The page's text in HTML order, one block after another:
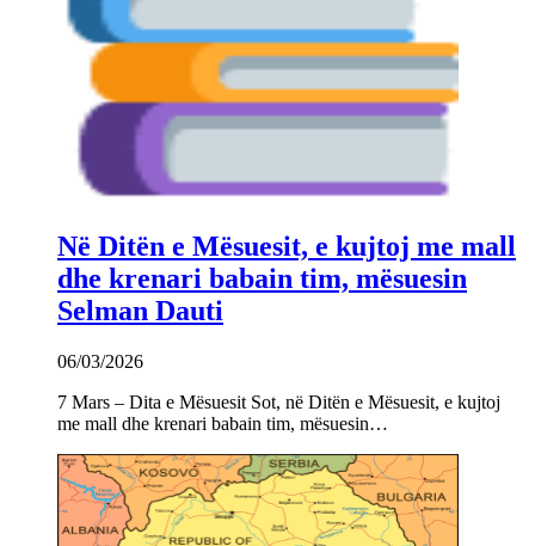
Në Ditën e Mësuesit, e kujtoj me mall
dhe krenari babain tim, mësuesin
Selman Dauti
06/03/2026
7 Mars – Dita e Mësuesit Sot, në Ditën e Mësuesit, e kujtoj
me mall dhe krenari babain tim, mësuesin…